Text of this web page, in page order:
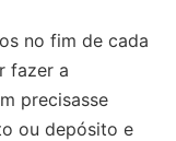
no fim de cada
fazer a
precisasse
ou depósito e